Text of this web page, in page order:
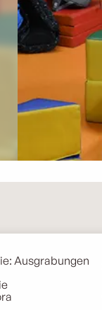
Ausgrabungen